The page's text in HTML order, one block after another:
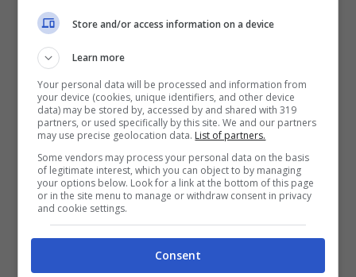
arresto europeo
dovrà scontare 4 anni e mezzo per furto
aggravato. Il 38enne sarà così estradato al più
presto in Romania. Veramente inquietante
rimane la figura della donna che ha teso una
simile trappola alla ragazza: sicuramente non
era l’amica che credeva.
Store and/or access information on a device
Learn more
Your personal data will be processed and information from
your device (cookies, unique identifiers, and other device
data) may be stored by, accessed by and shared with 319
partners, or used specifically by this site. We and our partners
may use precise geolocation data. List of partners.
Some vendors may process your personal data on the basis
of legitimate interest, which you can object to by managing
your options below. Look for a link at the bottom of this page
or in the site menu to manage or withdraw consent in privacy
and cookie settings.
Consent